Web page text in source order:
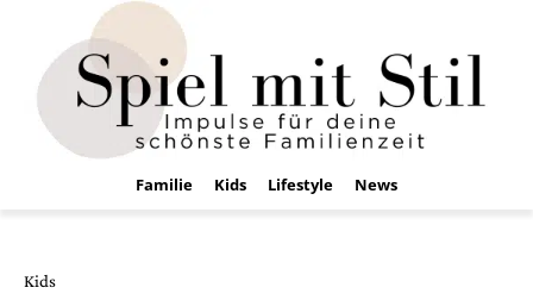
Familie Kids Lifestyle News
Kids